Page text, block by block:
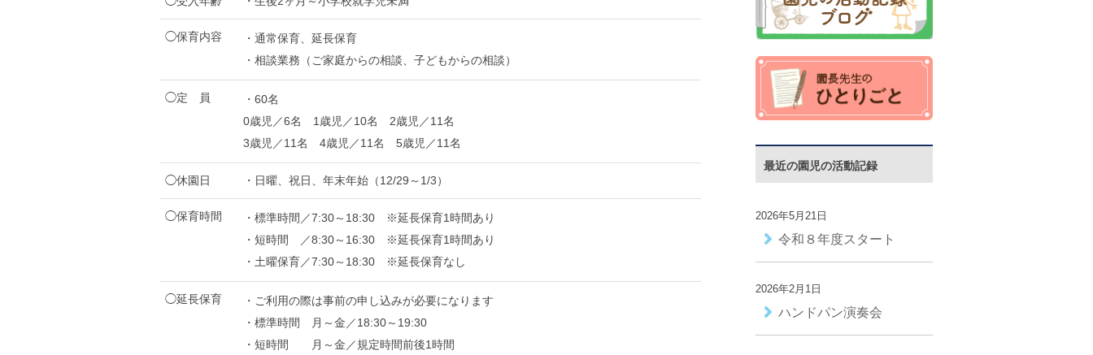
◯保育内容
・通常保育、延長保育
・相談業務（ご家庭からの相談、子どもからの相談）
◯定 員
・60名
0歳児／6名 1歳児／10名 2歳児／11名
3歳児／11名 4歳児／11名 5歳児／11名
◯休園日 ・日曜、祝日、年末年始（12/29～1/3）
◯保育時間
・標準時間／7:30～18:30 ※延長保育1時間あり
・短時間 ／8:30～16:30 ※延長保育1時間あり
・土曜保育／7:30～18:30 ※延長保育なし
◯延長保育
・ご利用の際は事前の申し込みが必要になります
・標準時間 月～金／18:30～19:30
・短時間 月～金／規定時間前後1時間
最近の園児の活動記録
2026年5月21日
令和８年度スタート
2026年2月1日
ハンドパン演奏会